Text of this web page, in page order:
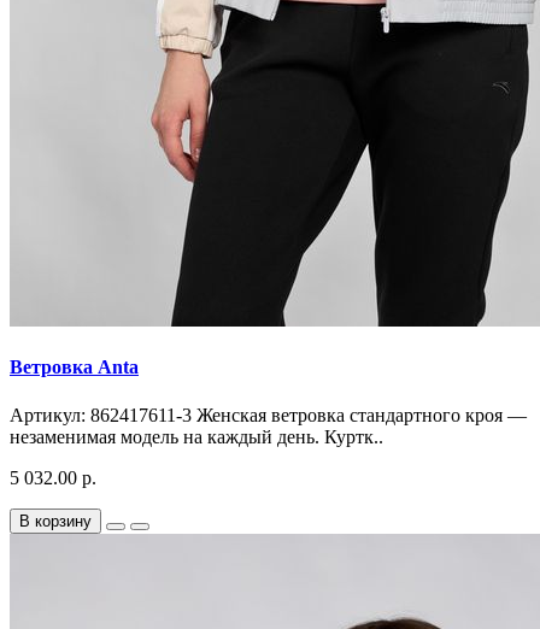
Ветровка Anta
Артикул: 862417611-3 Женская ветровка стандартного кроя —
незаменимая модель на каждый день. Куртк..
5 032.00 р.
В корзину